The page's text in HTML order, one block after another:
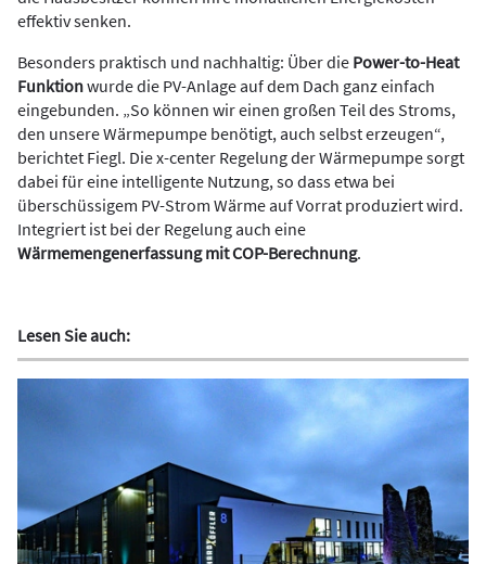
effektiv senken.
Besonders praktisch und nachhaltig: Über die Power-to-Heat
Funktionwurde die PV-Anlage auf dem Dach ganz einfach
eingebunden. „So können wir einen großen Teil des Stroms,
den unsere Wärmepumpe benötigt, auch selbst erzeugen“,
berichtet Fiegl. Die x-center Regelung der Wärmepumpe sorgt
dabei für eine intelligente Nutzung, so dass etwa bei
überschüssigem PV-Strom Wärme auf Vorrat produziert wird.
Integriert ist bei der Regelung auch eine
Wärmemengenerfassung mit COP-Berechnung.
Lesen Sie auch: